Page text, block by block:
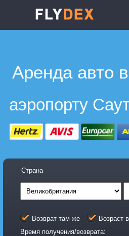
Аренда авто в
аэропорту
Страна
Возврат там же
Возраст
Время получения/возврата: